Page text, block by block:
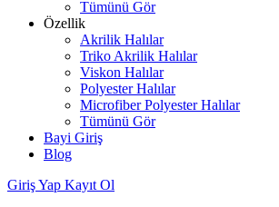
Tümünü Gör
Özellik
Akrilik Halılar
Triko Akrilik Halılar
Viskon Halılar
Polyester Halılar
Microfiber Polyester Halılar
Tümünü Gör
Bayi Giriş
Blog
Giriş Yap Kayıt Ol